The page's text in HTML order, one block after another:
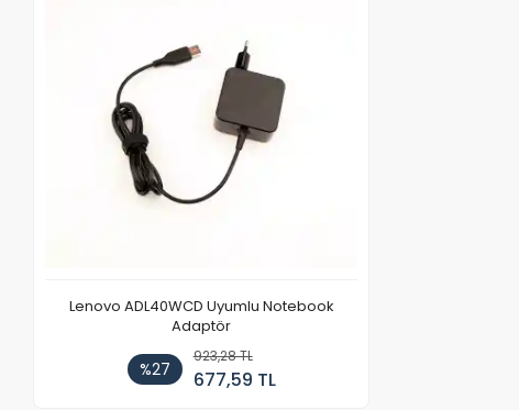
Lenovo ADL40WCD Uyumlu Notebook
Adaptör
%27
923,28 TL
677,59 TL